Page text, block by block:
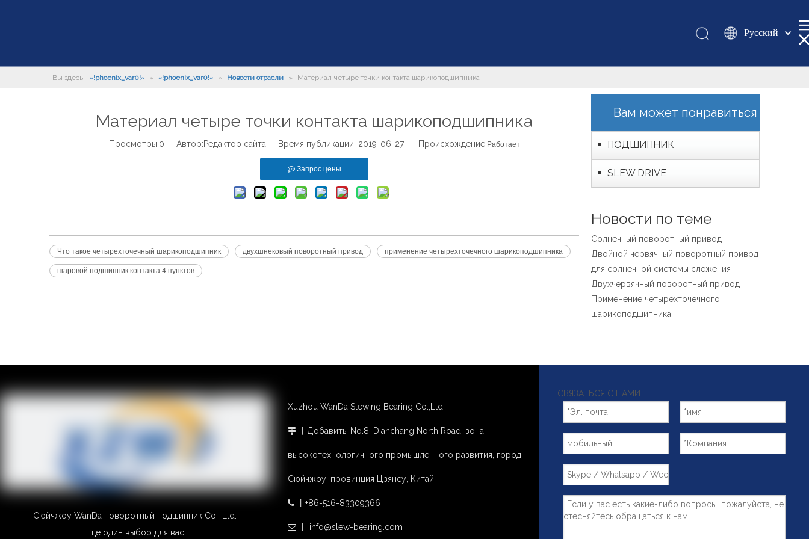
Pусский
românesc
Português
English
Вы здесь: ~!phoenix_var0!~ » ~!phoenix_var0!~ » Новости отрасли » Материал четыре точки контакта шарикоподшипника
Материал четыре точки контакта шарикоподшипника
Просмотры:0 Автор:Pедактор сайта Время публикации: 2019-06-27 Происхождение: Работает
Запрос цены
Что такое четырехточечный шарикоподшипник двухшнековый поворотный привод применение четырехточечного шарикоподшипника
шаровой подшипник контакта 4 пунктов
Вам может понравиться
ПОДШИПНИК
SLEW DRIVE
Новости по теме
Солнечный поворотный привод
Двойной червячный поворотный привод
для солнечной системы слежения
Двухчервячный поворотный привод
Применение четырехточечного
шарикоподшипника
Сюйчжоу WanDa поворотный подшипник Co., Ltd.
Еще один выбор для вас!
Xuzhou WanDa Slewing Bearing Co.,Ltd.
 丨Добавить: No.8, Dianchang North Road, зона
высокотехнологичного промышленного развития, город
Сюйчжоу, провинция Цзянсу, Китай.
 丨+86-516-83309366
 丨 info@slew-bearing.com
СВЯЗАТЬСЯ С НАМИ